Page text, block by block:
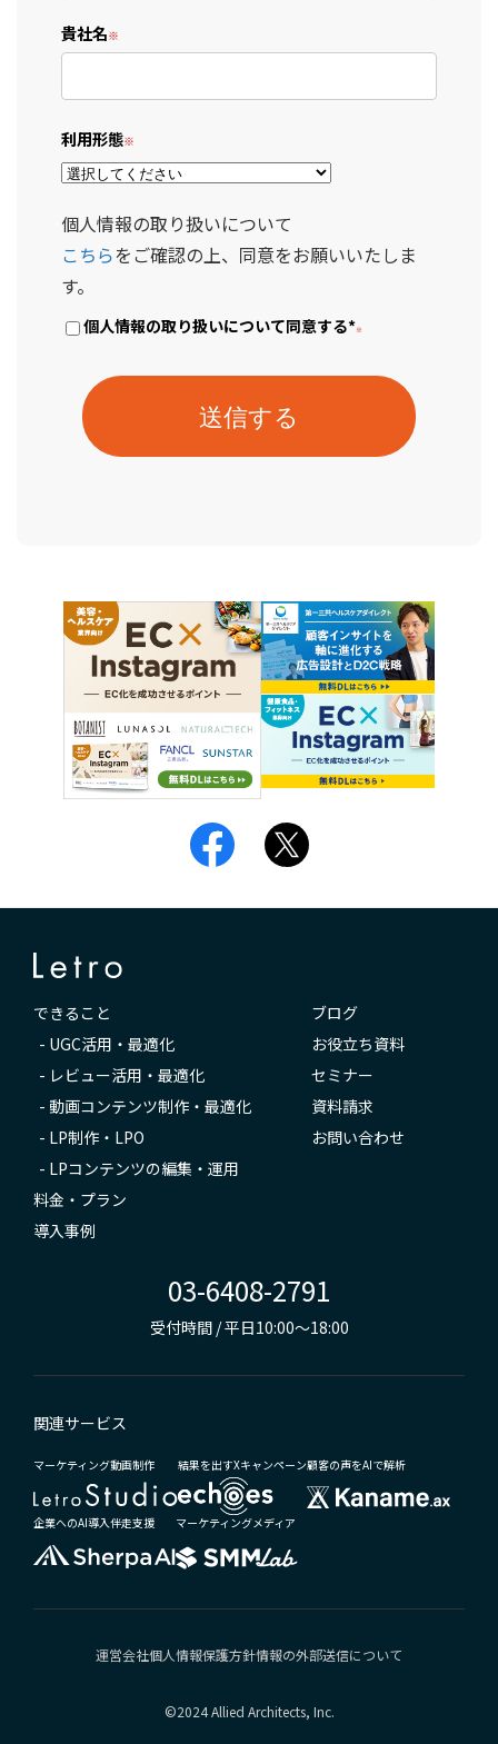
貴社名
利用形態
個人情報の取り扱いについて
こちらをご確認の上、同意をお願いいたしま
す。
個人情報の取り扱いについて同意する*
できること
- UGC活用・最適化
- レビュー活用・最適化
- 動画コンテンツ制作・最適化
- LP制作・LPO
- LPコンテンツの編集・運用
料金・プラン
導入事例
ブログ
お役立ち資料
セミナー
資料請求
お問い合わせ
03-6408-2791
受付時間 / 平日10:00～18:00
関連サービス
マーケティング動画制作 結果を出すXキャンペーン顧客の声をAIで解析
企業へのAI導入伴走支援 マーケティングメディア
運営会社個人情報保護方針情報の外部送信について
©2024 Allied Architects, Inc.